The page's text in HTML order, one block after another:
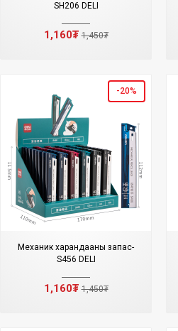
SH206 DELI
1,160₮1,450₮
-20%
Механик харандааны запас-
S456 DELI
1,160₮1,450₮